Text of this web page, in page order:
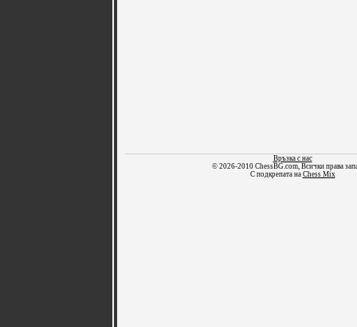
Връзка с нас
© 2026-2010 ChessBG.com, Всички права
С подкрепата на Chess Mix